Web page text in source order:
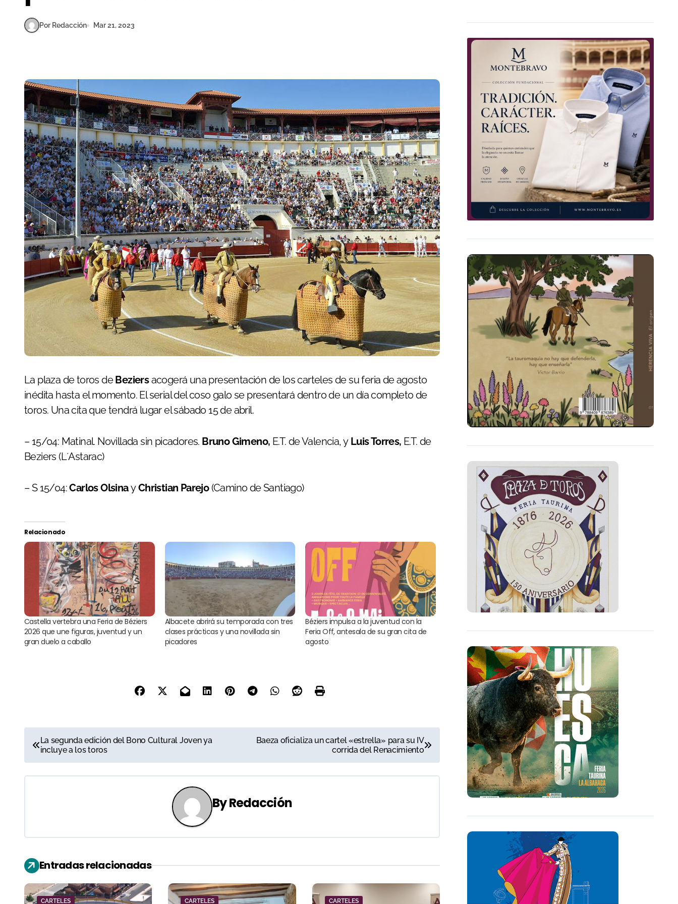
Por Redacción Mar 21, 2023
La plaza de toros deBeziersacogerá una presentación de los carteles de su feria de agosto
inédita hasta el momento. El serial del coso galo se presentará dentro de un día completo de
toros. Una cita que tendrá lugar el sábado 15 de abril.
– 15/04: Matinal. Novillada sin picadores. Bruno Gimeno, E.T. de Valencia, yLuis Torres, E.T. de
Beziers (L´Astarac)
– S 15/04:Carlos OlsinayChristian Parejo(Camino de Santiago)
Relacionado
Castella vertebra una Feria de Béziers
2026 que une figuras, juventud y un
gran duelo a caballo
Albacete abrirá su temporada con tres
clases prácticas y una novillada sin
picadores
Béziers impulsa a la juventud con la
Feria Off, antesala de su gran cita de
agosto
N
a
v
a
c
i
La segunda edición del Bono Cultural Joven ya
incluye a los toros
Baeza oficializa un cartel «estrella» para su IV
corrida del Renacimiento
ByRedacción
Entradas relacionadas
CARTELES CARTELES CARTELES